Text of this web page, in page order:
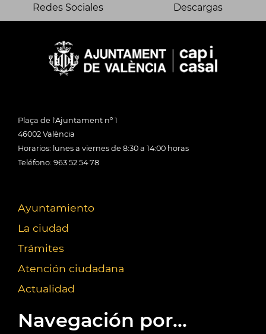
Redes Sociales Descargas
Plaça de l'Ajuntament nº 1
46002 València
Horarios: lunes a viernes de 8:30 a 14:00 horas
Teléfono: 963 52 54 78
Ayuntamiento
La ciudad
Trámites
Atención ciudadana
Actualidad
Navegación por...